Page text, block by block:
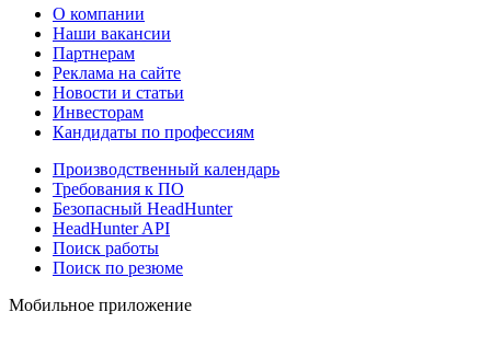
О компании
Наши вакансии
Партнерам
Реклама на сайте
Новости и статьи
Инвесторам
Кандидаты по профессиям
Производственный календарь
Требования к ПО
Безопасный HeadHunter
HeadHunter API
Поиск работы
Поиск по резюме
Мобильное приложение